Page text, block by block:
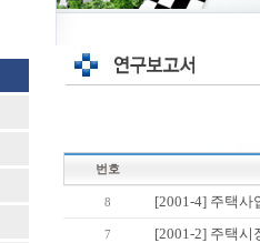
번호
8 [2001-4] 주택사
7 [2001-2] 주택시